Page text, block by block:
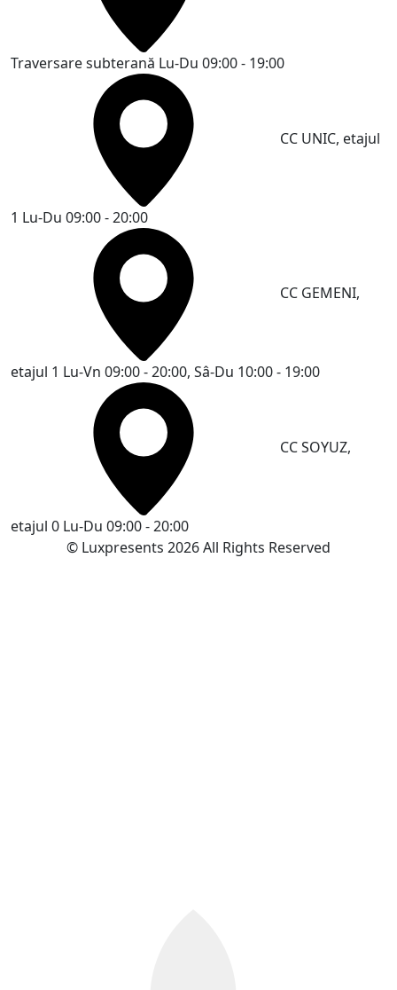
Traversare subterană Lu-Du 09:00 - 19:00
CC UNIC, etajul
1 Lu-Du 09:00 - 20:00
CC GEMENI,
etajul 1 Lu-Vn 09:00 - 20:00, Sâ-Du 10:00 - 19:00
CC SOYUZ,
etajul 0 Lu-Du 09:00 - 20:00
© Luxpresents 2026 All Rights Reserved